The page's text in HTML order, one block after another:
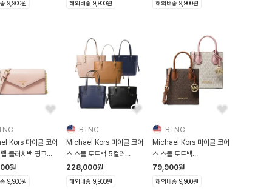
9,900원 해외배송 9,900원 해외배송 9,900원
Kors 마이클 코어
클러치백 핑크
원
9,900원
BTNC
Michael Kors 마이클 코어
스 스몰 토트백 5컬러
30H7GV6T9L
228,000원
해외배송 9,900원
BTNC
Michael Kors 마이클 코어
스 스몰 토트백
35T1GM9C0I
79,900원
해외배송 9,900원